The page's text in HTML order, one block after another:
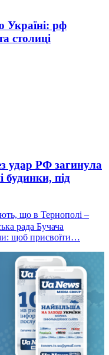
Україні: рф
столиці
удар РФ загинула
під
що в Тернополі –
рaдa Бучача
щоб присвоїти…